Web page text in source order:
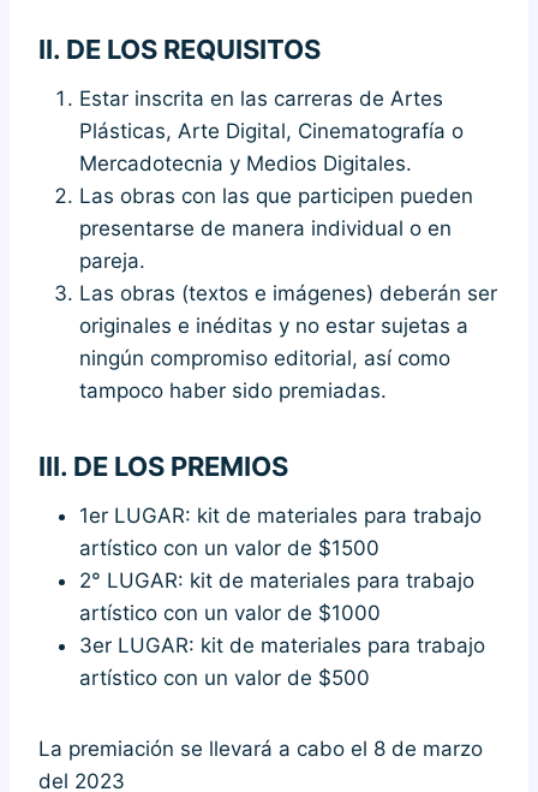
II. DE LOS REQUISITOS
Estar inscrita en las carreras de Artes
Plásticas, Arte Digital, Cinematografía o
Mercadotecnia y Medios Digitales.
Las obras con las que participen pueden
presentarse de manera individual o en
pareja.
Las obras (textos e imágenes) deberán ser
originales e inéditas y no estar sujetas a
ningún compromiso editorial, así como
tampoco haber sido premiadas.
III. DE LOS PREMIOS
1er LUGAR: kit de materiales para trabajo
artístico con un valor de $1500
2° LUGAR: kit de materiales para trabajo
artístico con un valor de $1000
3er LUGAR: kit de materiales para trabajo
artístico con un valor de $500
La premiación se llevará a cabo el 8 de marzo
del 2023